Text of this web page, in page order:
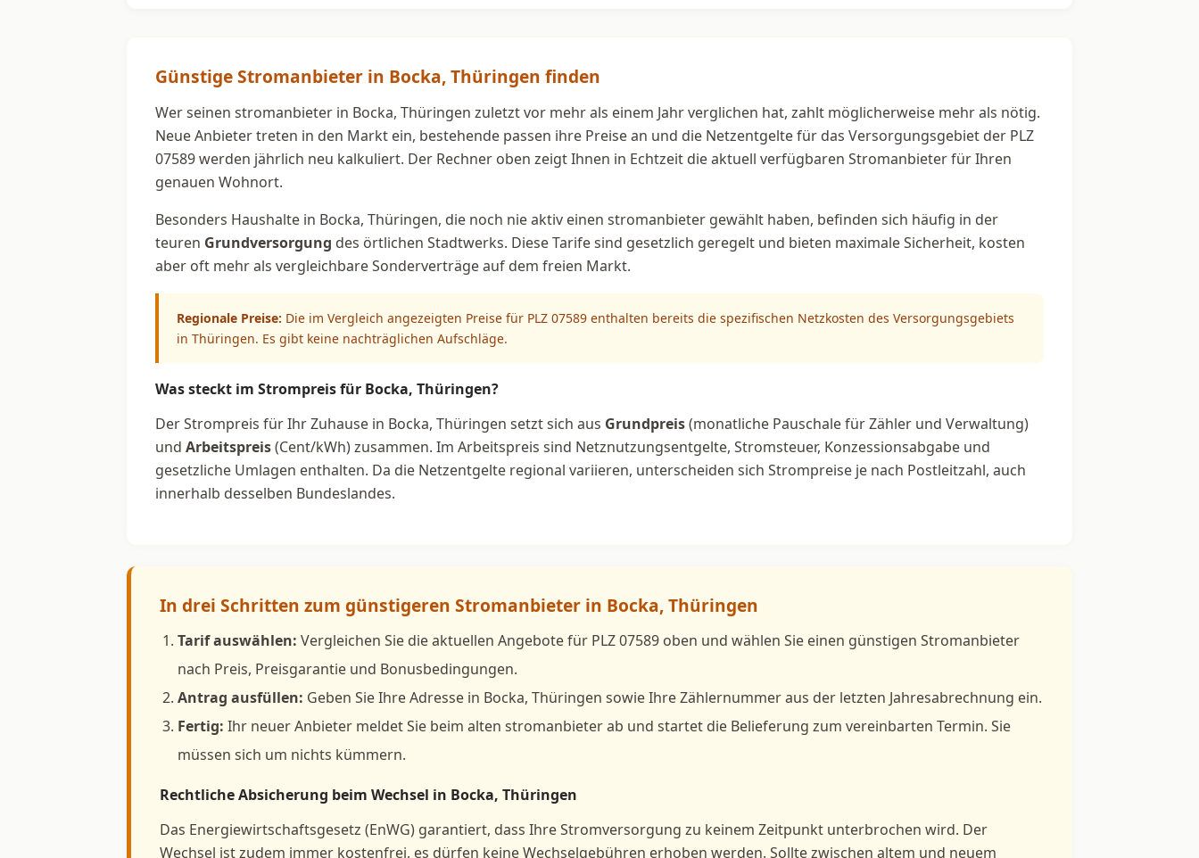
Günstige Stromanbieter in Bocka, Thüringen finden
Wer seinen stromanbieter in Bocka, Thüringen zuletzt vor mehr als einem Jahr verglichen hat, zahlt möglicherweise mehr als nötig.
Neue Anbieter treten in den Markt ein, bestehende passen ihre Preise an und die Netzentgelte für das Versorgungsgebiet der PLZ
07589 werden jährlich neu kalkuliert. Der Rechner oben zeigt Ihnen in Echtzeit die aktuell verfügbaren Stromanbieter für Ihren
genauen Wohnort.
Besonders Haushalte in Bocka, Thüringen, die noch nie aktiv einen stromanbieter gewählt haben, befinden sich häufig in der
teuren Grundversorgung des örtlichen Stadtwerks. Diese Tarife sind gesetzlich geregelt und bieten maximale Sicherheit, kosten
aber oft mehr als vergleichbare Sonderverträge auf dem freien Markt.
Regionale Preise: Die im Vergleich angezeigten Preise für PLZ 07589 enthalten bereits die spezifischen Netzkosten des Versorgungsgebiets
in Thüringen. Es gibt keine nachträglichen Aufschläge.
Was steckt im Strompreis für Bocka, Thüringen?
Der Strompreis für Ihr Zuhause in Bocka, Thüringen setzt sich aus Grundpreis(monatliche Pauschale für Zähler und Verwaltung)
und Arbeitspreis(Cent/kWh) zusammen. Im Arbeitspreis sind Netznutzungsentgelte, Stromsteuer, Konzessionsabgabe und
gesetzliche Umlagen enthalten. Da die Netzentgelte regional variieren, unterscheiden sich Strompreise je nach Postleitzahl, auch
innerhalb desselben Bundeslandes.
In drei Schritten zum günstigeren Stromanbieter in Bocka, Thüringen
Tarif auswählen: Vergleichen Sie die aktuellen Angebote für PLZ 07589 oben und wählen Sie einen günstigen Stromanbieter
nach Preis, Preisgarantie und Bonusbedingungen.
Antrag ausfüllen: Geben Sie Ihre Adresse in Bocka, Thüringen sowie Ihre Zählernummer aus der letzten Jahresabrechnung ein.
Fertig: Ihr neuer Anbieter meldet Sie beim alten stromanbieter ab und startet die Belieferung zum vereinbarten Termin. Sie
müssen sich um nichts kümmern.
Rechtliche Absicherung beim Wechsel in Bocka, Thüringen
Das Energiewirtschaftsgesetz (EnWG) garantiert, dass Ihre Stromversorgung zu keinem Zeitpunkt unterbrochen wird. Der
Wechsel ist zudem immer kostenfrei, es dürfen keine Wechselgebühren erhoben werden. Sollte zwischen altem und neuem